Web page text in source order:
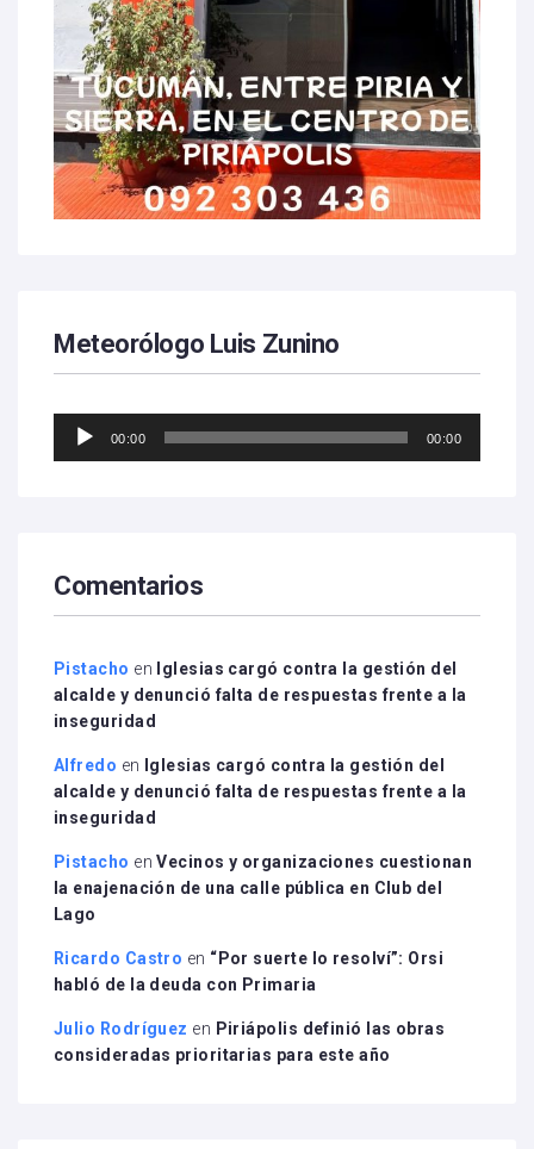
Meteorólogo Luis Zunino
Reproductor
00:00 00:00
Comentarios
Pistacho en
Iglesias cargó contra la gestión del
alcalde y denunció falta de respuestas frente a la
inseguridad
Alfredo en
Iglesias cargó contra la gestión del
alcalde y denunció falta de respuestas frente a la
inseguridad
Pistacho enVecinos y organizaciones cuestionan
la enajenación de una calle pública en Club del
Lago
Ricardo Castro en “Por suerte lo resolví”: Orsi
habló de la deuda con Primaria
Julio Rodríguez en Piriápolis definió las obras
consideradas prioritarias para este año